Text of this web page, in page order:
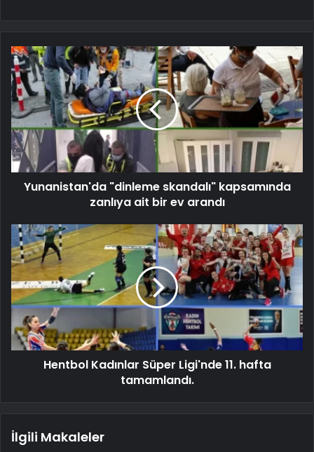
Yunanistan'da "dinleme skandalı" kapsamında
zanlıya ait bir ev arandı
Hentbol Kadınlar Süper Ligi'nde 11. hafta
tamamlandı.
İlgili Makaleler